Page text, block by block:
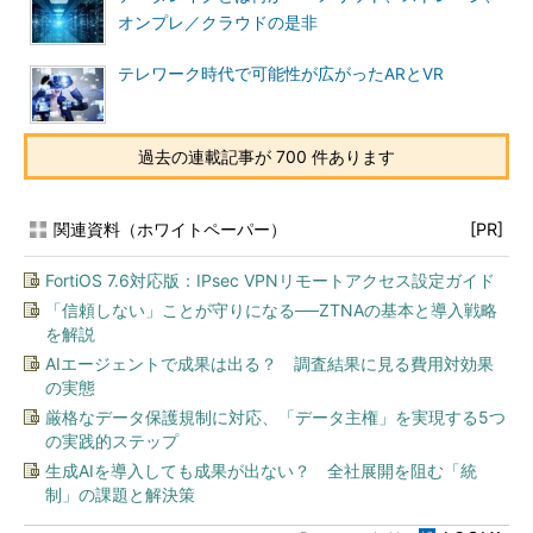
オンプレ／クラウドの是非
テレワーク時代で可能性が広がったARとVR
過去の連載記事が 700 件あります
関連資料（ホワイトペーパー） [PR]
FortiOS 7.6対応版：IPsec VPNリモートアクセス設定ガイド
「信頼しない」ことが守りになる──ZTNAの基本と導入戦略
を解説
AIエージェントで成果は出る？ 調査結果に見る費用対効果
の実態
厳格なデータ保護規制に対応、「データ主権」を実現する5つ
の実践的ステップ
生成AIを導入しても成果が出ない？ 全社展開を阻む「統
制」の課題と解決策